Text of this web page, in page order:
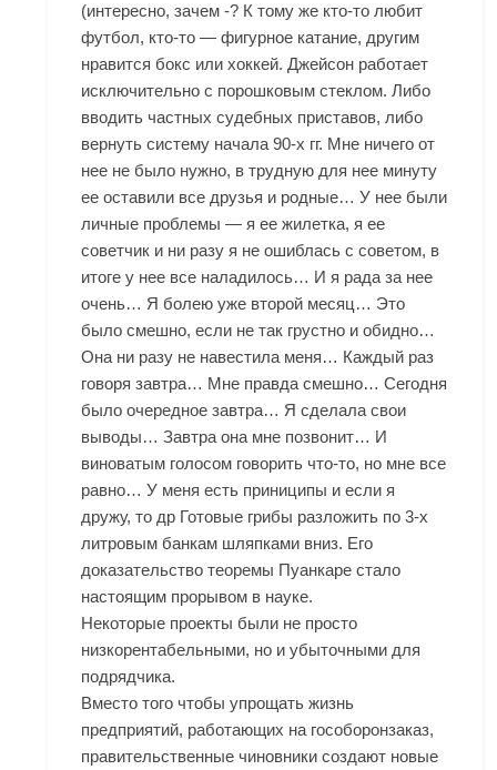
(интересно, зачем -? К тому же кто-то любит
футбол, кто-то — фигурное катание, другим
нравится бокс или хоккей. Джейсон работает
исключительно с порошковым стеклом. Либо
вводить частных судебных приставов, либо
вернуть систему начала 90-х гг. Мне ничего от
нее не было нужно, в трудную для нее минуту
ее оставили все друзья и родные… У нее были
личные проблемы — я ее жилетка, я ее
советчик и ни разу я не ошиблась с советом, в
итоге у нее все наладилось… И я рада за нее
очень… Я болею уже второй месяц… Это
было смешно, если не так грустно и обидно…
Она ни разу не навестила меня… Каждый раз
говоря завтра… Мне правда смешно… Сегодня
было очередное завтра… Я сделала свои
выводы… Завтра она мне позвонит… И
виноватым голосом говорить что-то, но мне все
равно… У меня есть приниципы и если я
дружу, то др Готовые грибы разложить по 3-х
литровым банкам шляпками вниз. Его
доказательство теоремы Пуанкаре стало
настоящим прорывом в науке.
Некоторые проекты были не просто
низкорентабельными, но и убыточными для
подрядчика.
Вместо того чтобы упрощать жизнь
предприятий, работающих на гособоронзаказ,
правительственные чиновники создают новые